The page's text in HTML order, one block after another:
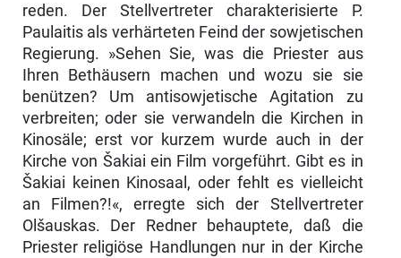
reden. Der Stellvertreter charakterisierte P.
Paulaitis als verhärteten Feind der sowjetischen
Regierung. »Sehen Sie, was die Prie­ster aus
Ihren Bethäusern machen und wozu sie sie
benützen? Um antisowje­tische Agitation zu
verbreiten; oder sie verwandeln die Kirchen in
Kinosäle; erst vor kurzem wurde auch in der
Kirche von Šakiai ein Film vorgeführt. Gibt es in
Šakiai keinen Kinosaal, oder fehlt es vielleicht
an Filmen?!«, er­regte sich der Stellvertreter
Olšauskas. Der Redner behauptete, daß die
Priester religiöse Handlungen nur in der Kirche